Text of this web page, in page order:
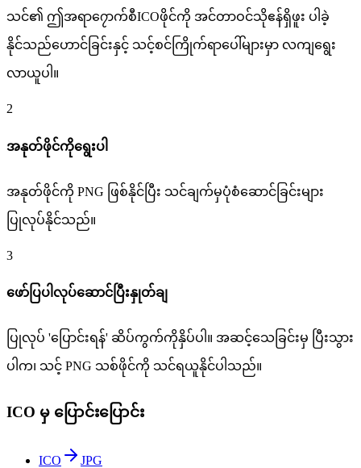
သင်၏ ဤအရာ၇ောက်စီICOဖိုင်ကို အင်တာဝင်သိုဧန်ရှိဖူး ပါခဲ့
နိုင်သည်ဟောင်ခြင်းနှင့် သင့်စင်ကြိုက်ရာပေါ်များမှာ လကျရွေး
လာယူပါ။
2
အနုတ်ဖိုင်ကိုရွေးပါ
အနုတ်ဖိုင်ကို PNG ဖြစ်နိုင်ပြီး သင်ချက်မှပုံစံဆောင်ခြင်းများ
ပြုလုပ်နိုင်သည်။
3
ဖော်ပြပါလုပ်ဆောင်ပြီးနှုတ်ချ
ပြုလုပ် 'ပြောင်းရန်' ဆိပ်ကွက်ကိုနှိပ်ပါ။ အဆင့်သေခြင်းမှ ပြီးသွား
ပါက၊ သင့် PNG သစ်ဖိုင်ကို သင်ရယူနိုင်ပါသည်။
ICO မှ ပြောင်းပြောင်း
ICO JPG